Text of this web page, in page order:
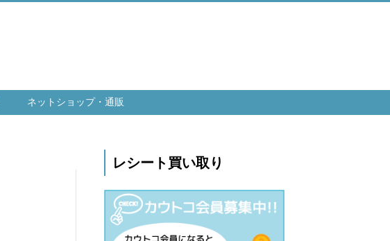
ネットショップ・通販
レシート買い取り